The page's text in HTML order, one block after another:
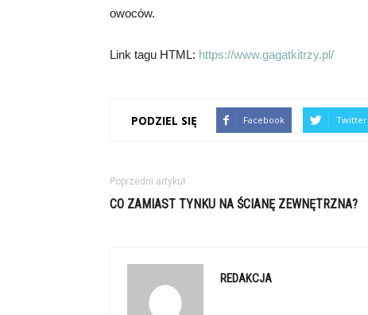
owoców.
Link tagu HTML: https://www.gagatkitrzy.pl/
PODZIEL SIĘ Facebook Twitter
Poprzedni artykuł
CO ZAMIAST TYNKU NA ŚCIANĘ ZEWNĘTRZNA?
REDAKCJA